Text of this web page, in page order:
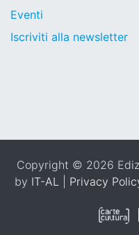
Eventi
Iscriviti alla newsletter
Copyright © 2026
by IT-AL Privacy